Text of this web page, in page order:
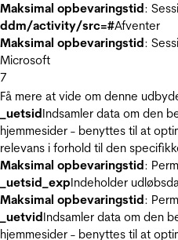
Maksimal opbevaringstid:
ddm/activity/src=#Afventer
Maksimal opbevaringstid:
Microsoft
7
Få mere at vide om denne
_uetsidIndsamler data om den
hjemmesider - benyttes til at
relevans i forhold til den
Maksimal opbevaringstid:
_uetsid_expIndeholder
Maksimal opbevaringstid:
_uetvidIndsamler data om den
hjemmesider - benyttes til at